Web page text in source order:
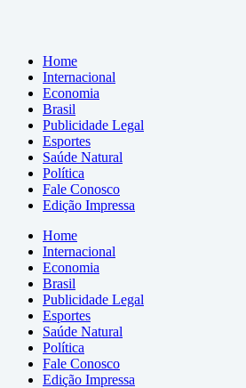
Home
Internacional
Economia
Brasil
Publicidade Legal
Esportes
Saúde Natural
Política
Fale Conosco
Edição Impressa
Home
Internacional
Economia
Brasil
Publicidade Legal
Esportes
Saúde Natural
Política
Fale Conosco
Edição Impressa